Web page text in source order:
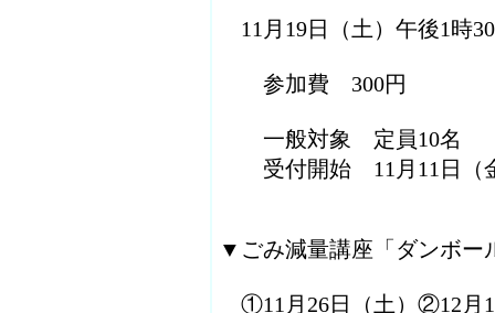
11月19日（土）午後1時
参加費 300円
一般対象 定員10名
受付開始 11月11日（
▼ごみ減量講座「ダンボー
①11月26日（土）②12月